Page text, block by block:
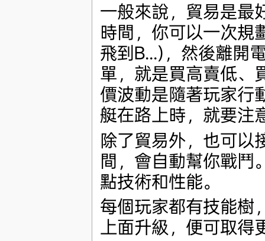
一般來說，貿易是最
時間，你可以一次規
飛到B...)，然後離開
單，就是買高賣低、
價波動是隨著玩家行
艇在路上時，就要注
除了貿易外，也可以
間，會自動幫你戰鬥
點技術和性能。
每個玩家都有技能樹
上面升級，便可取得